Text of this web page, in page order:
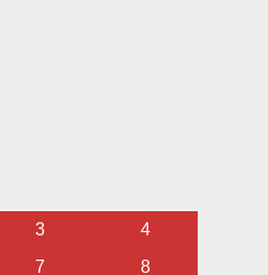
3
4
7 8